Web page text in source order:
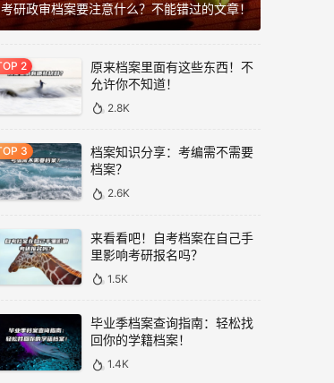
考研政审档案要注意什么？不能错过的文章！
原来档案里面有这些东西！不
允许你不知道！
2.8K
档案知识分享：考编需不需要
档案？
2.6K
来看看吧！自考档案在自己手
里影响考研报名吗？
1.5K
毕业季档案查询指南：轻松找
回你的学籍档案！
1.4K